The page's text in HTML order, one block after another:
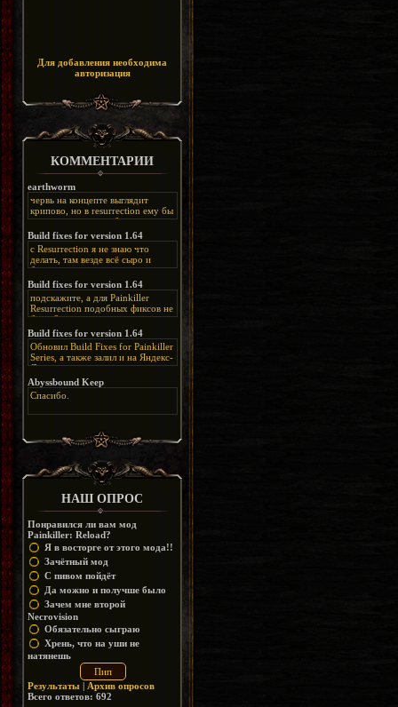
Для добавления необходима
авторизация
КОММЕНТАРИИ
earthworm
червь на концепте выглядит
крипово, но в resurrection ему бы
нашлось место, особенно в
каких-нибудь подземных
катакомбах. жаль, что половину
задумок там вырезали, зато и
рпгшности меньше. build fixes
спасибо что перезалили на
яндекс. а вот в комментах на
сайте у меня пару раз вылезала
левая вставка
https://uzbekmelbet.com/ru/
дико отвлекает от обсуждения
скринов.
Build fixes for version 1.64
с Resurrection я не знаю что
делать, там везде всё сыро и
баговано, от чего и заниматься
этим не хочется, тут либо играть
как есть или искать патчи для
этого дополнения на moddb,
либо же на крайняк играть мод
Resurrection, но настолько что не
особо уже и узнаётся
Build fixes for version 1.64
подскажите, а для Painkiller
Resurrection подобных фиксов не
будет?
Build fixes for version 1.64
Обновил Build Fixes for Painkiller
Series, а также залил и на Яндекс-
Диск
https://disk.yandex.ru/d/_zvZekuO5FTd3Q
Abyssbound Keep
Спасибо.
НАШ ОПРОС
Понравился ли вам мод
Painkiller: Reload?
Я в восторге от этого мода!!
Зачётный мод
С пивом пойдёт
Да можно и получше было
Зачем мне второй
Necrovision
Обязательно сыграю
Хрень, что на уши не
натянешь
Результаты | Архив опросов
Всего ответов: 692